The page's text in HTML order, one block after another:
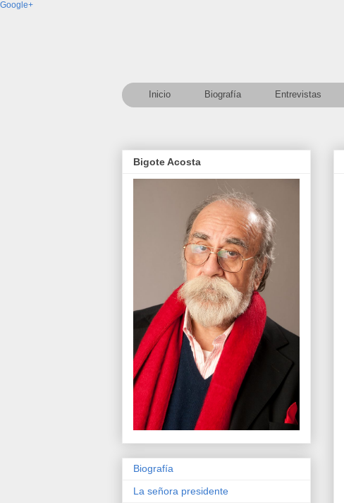
Google+
Inicio Biografía Entrevistas
Bigote Acosta
Biografía
La señora presidente